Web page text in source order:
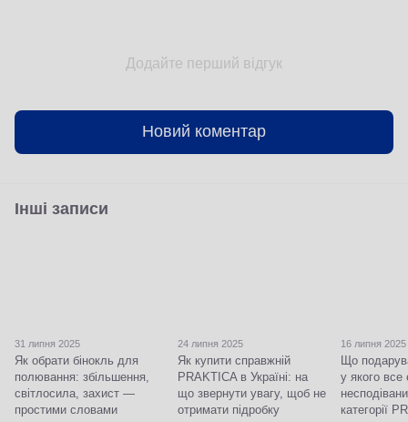
Додайте перший відгук
Новий коментар
Інші записи
31 липня 2025
Як обрати бінокль для
полювання: збільшення,
світлосила, захист —
простими словами
24 липня 2025
Як купити справжній
PRAKTICA в Україні: на
що звернути увагу, щоб не
отримати підробку
16 липня 2025
Що
у якого все
категорії